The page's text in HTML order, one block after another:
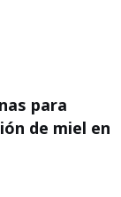
para
de miel en